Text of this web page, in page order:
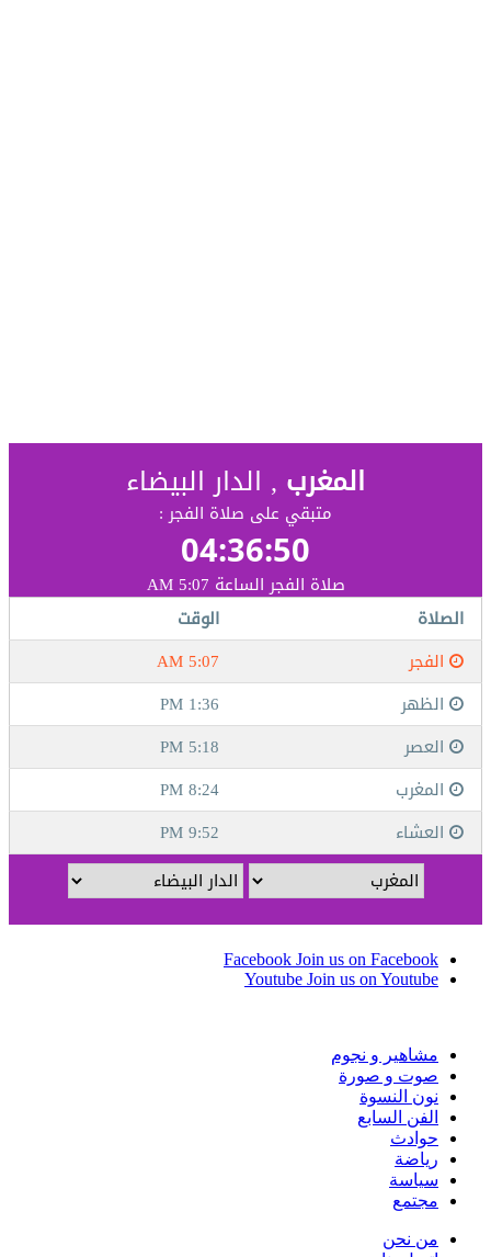
Facebook Join us on Facebook
Youtube Join us on Youtube
مشاهير و نجوم
صوت و صورة
نون النسوة
الفن السابع
حوادث
رياضة
سياسة
مجتمع
من نحن